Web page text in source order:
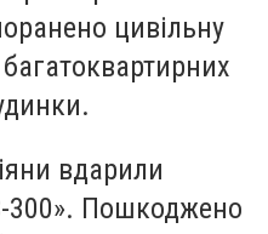
цивільну
вдарили
300». Пошкоджено